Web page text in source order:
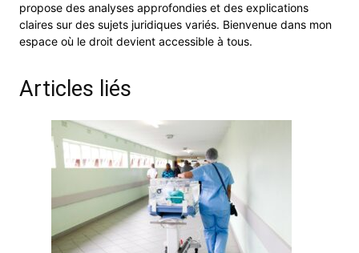
propose des analyses approfondies et des explications
claires sur des sujets juridiques variés. Bienvenue dans mon
espace où le droit devient accessible à tous.
Articles liés